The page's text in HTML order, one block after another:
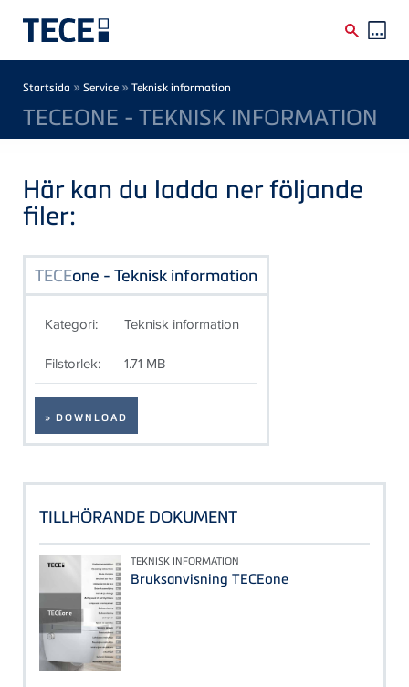
Breadcrumb
Startsida » Service » Teknisk information
TECEONE - TEKNISK INFORMATION
Här kan du ladda ner följande
filer:
TECEone - Teknisk information
Kategori: Teknisk information
Filstorlek: 1.71 MB
» DOWNLOAD
TILLHÖRANDE DOKUMENT
TEKNISK INFORMATION
Bruksanvisning TECEone